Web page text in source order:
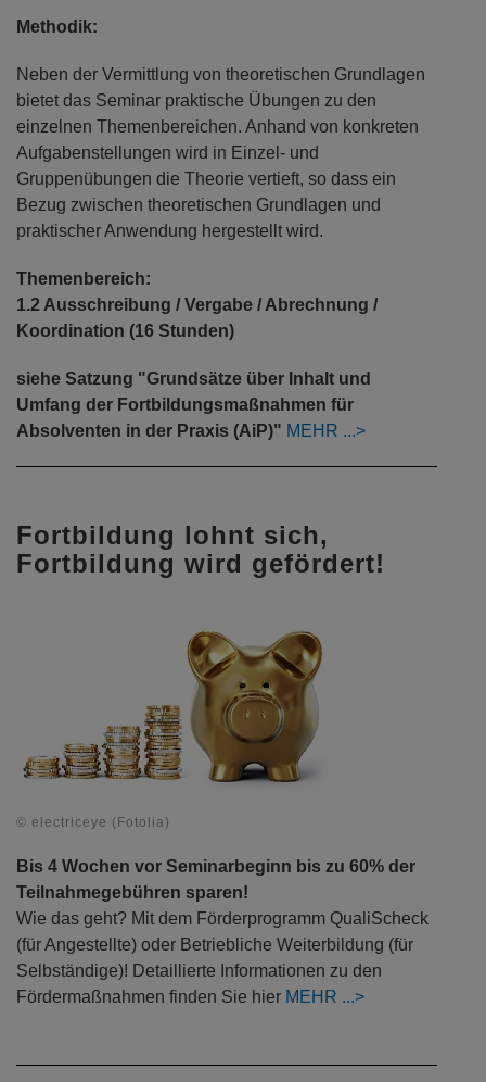
Methodik:
Neben der Vermittlung von theoretischen Grundlagen
bietet das Seminar praktische Übungen zu den
einzelnen Themenbereichen. Anhand von konkreten
Aufgabenstellungen wird in Einzel- und
Gruppenübungen die Theorie vertieft, so dass ein
Bezug zwischen theoretischen Grundlagen und
praktischer Anwendung hergestellt wird.
Themenbereich:
1.2 Ausschreibung / Vergabe / Abrechnung /
Koordination (16 Stunden)
siehe Satzung "Grundsätze über Inhalt und
Umfang der Fortbildungsmaßnahmen für
Absolventen in der Praxis (AiP)" MEHR
Fortbildung lohnt sich,
Fortbildung wird gefördert!
© electriceye (Fotolia)
Bis 4 Wochen vor Seminarbeginn bis zu 60% der
Teilnahmegebühren sparen!
Wie das geht? Mit dem Förderprogramm QualiScheck
(für Angestellte) oder Betriebliche Weiterbildung (für
Selbständige)! Detaillierte Informationen zu den
Fördermaßnahmen finden Sie hier MEHR